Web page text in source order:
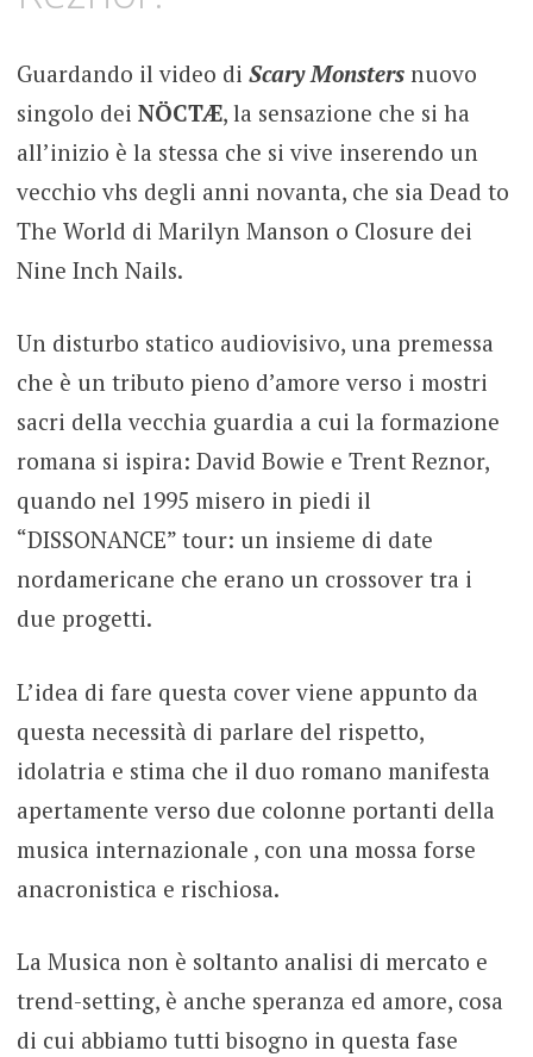
Guardando il video di Scary Monstersnuovo
singolo dei NÖCTÆ, la sensazione che si ha
all’inizio è la stessa che si vive inserendo un
vecchio vhs degli anni novanta, che sia Dead to
The World di Marilyn Manson o Closure dei
Nine Inch Nails.
Un disturbo statico audiovisivo, una premessa
che è un tributo pieno d’amore verso i mostri
sacri della vecchia guardia a cui la formazione
romana si ispira: David Bowie e Trent Reznor,
quando nel 1995 misero in piedi il
“DISSONANCE” tour: un insieme di date
nordamericane che erano un crossover tra i
due progetti.
L’idea di fare questa cover viene appunto da
questa necessità di parlare del rispetto,
idolatria e stima che il duo romano manifesta
apertamente verso due colonne portanti della
musica internazionale , con una mossa forse
anacronistica e rischiosa.
La Musica non è soltanto analisi di mercato e
trend-setting, è anche speranza ed amore, cosa
di cui abbiamo tutti bisogno in questa fase